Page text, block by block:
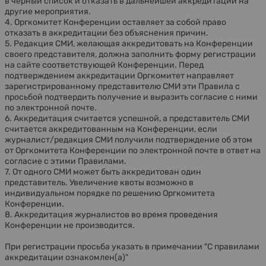
другие мероприятия.
4. Оргкомитет Конференции оставляет за собой право
отказать в аккредитации без объяснения причин.
5. Редакция СМИ, желающая аккредитовать на Конференции
своего представителя, должна заполнить форму регистрации
на сайте соответствующей Конференции. Перед
подтверждением аккредитации Оргкомитет направляет
зарегистрированному представителю СМИ эти Правила с
просьбой подтвердить получение и выразить согласие с ними
по электронной почте.
6. Аккредитация считается успешной, а представитель СМИ
считается аккредитованным на Конференции, если
журналист/редакция СМИ получили подтверждение об этом
от Оргкомитета Конференции по электронной почте в ответ на
согласие с этими Правилами.
7. От одного СМИ может быть аккредитован один
представитель. Увеличение квоты возможно в
индивидуальном порядке по решению Оргкомитета
Конференции.
8. Аккредитация журналистов во время проведения
Конференции не производится.
При регистрации просьба указать в примечании "С правилами
аккредитации ознакомлен(а)"